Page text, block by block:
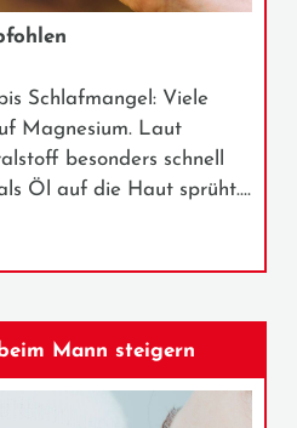
Schlafmangel: Viele
Magnesium. Laut
besonders schnell
Öl auf die Haut sprüht.…
Mann steigern